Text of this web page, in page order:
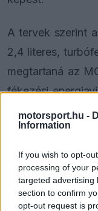
motorsport.hu -
Information
If you wish to opt-
processing of your
targeted advertising
section to confirm
opt-out request is
A tervek szerint
2,4 literes,
megtartaná az
fékezési
ugyanakkor
alapján az
a mostani
fejlesztési